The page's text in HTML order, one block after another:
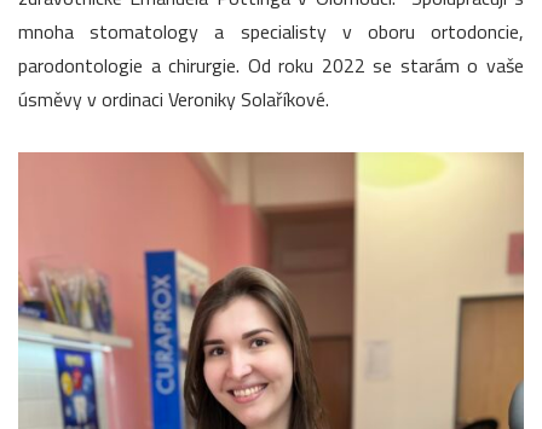
mnoha stomatology a specialisty v oboru ortodoncie,
parodontologie a chirurgie. Od roku 2022 se starám o vaše
úsměvy v ordinaci Veroniky Solaříkové.